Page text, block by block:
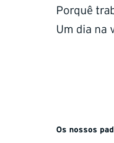
Porquê
Um dia na
Os nossos
that it has signed
That collaboration
transition for our